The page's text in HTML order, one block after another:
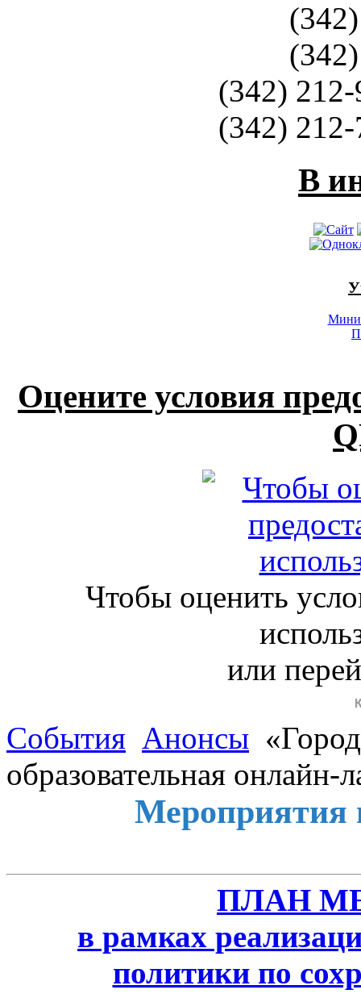
(342)
(342)
В
Оцените условия
Чтобы оценить
или
События Анонсы
образовательная онлайн-
Мероприятия
ПЛАН
в рамках
политики по